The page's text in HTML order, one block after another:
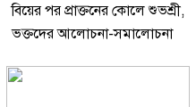
বিয়ের পর প্রাক্তনের কোলে শুভশ্রী,
ভক্তদের আলোচনা-সমালোচনা